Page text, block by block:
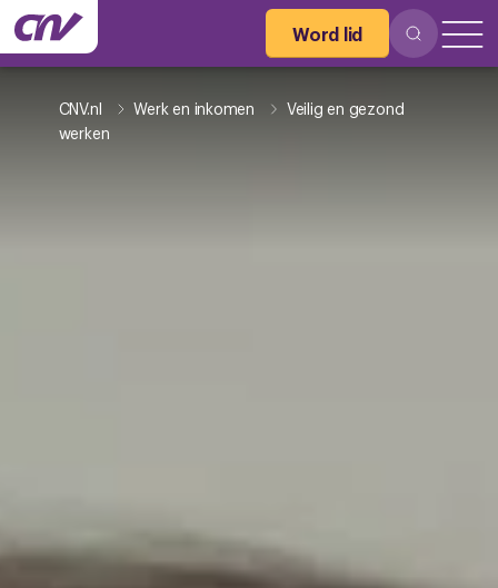
Word lid
CNV.nl Werk en inkomen
Veilig en gezond
werken